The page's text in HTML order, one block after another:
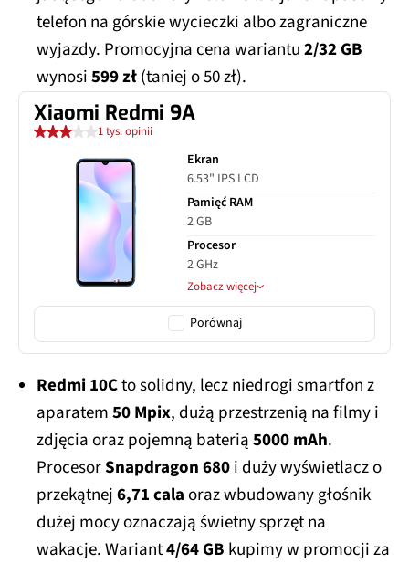
telefon na górskie wycieczki albo zagraniczne
wyjazdy. Promocyjna cena wariantu2/32 GB
wynosi599 zł(taniej o 50 zł).
Xiaomi Redmi 9A
1 tys. opinii
Ekran
6.53" IPS LCD
Pamięć RAM
2 GB
Procesor
2 GHz
Zobacz więcej
Porównaj
Redmi 10Cto solidny, lecz niedrogi smartfon z
aparatem50 Mpix, dużą przestrzenią na filmy i
zdjęcia oraz pojemną baterią5000 mAh.
ProcesorSnapdragon 680i duży wyświetlacz o
przekątnej6,71 calaoraz wbudowany głośnik
dużej mocy oznaczają świetny sprzęt na
wakacje. Wariant4/64 GB kupimy w promocji za